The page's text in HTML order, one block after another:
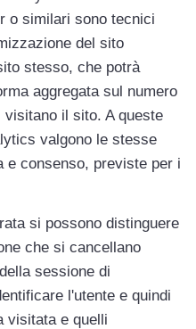
o similari sono tecnici
del sito
stesso, che potrà
aggregata sul numero
il sito. A queste
valgono le stesse
e consenso, previste per i
si possono distinguere
che si cancellano
sessione di
l'utente e quindi
visitata e quelli